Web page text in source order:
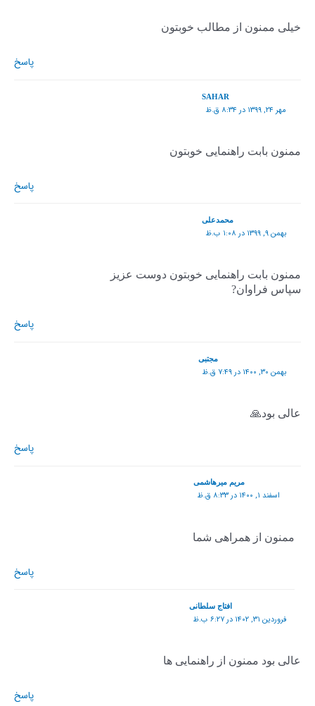
خیلی ممنون از مطالب خوبتون
پاسخ
SAHAR
مهر ۲۴, ۱۳۹۹ در ۸:۳۴ ق.ظ
ممنون بابت راهنمایی خوبتون
پاسخ
محمدعلی
بهمن ۹, ۱۳۹۹ در ۱:۰۸ ب.ظ
ممنون بابت راهنمایی خوبتون دوست عزیز
سپاس فراوان?
پاسخ
مجتبی
بهمن ۳۰, ۱۴۰۰ در ۷:۴۹ ق.ظ
عالی بود🙏
پاسخ
مریم میرهاشمی
اسفند ۱, ۱۴۰۰ در ۸:۳۳ ق.ظ
ممنون از همراهی شما
پاسخ
افتاج سلطانی
فروردین ۳۱, ۱۴۰۲ در ۶:۲۷ ب.ظ
عالی بود ممنون از راهنمایی ها
پاسخ